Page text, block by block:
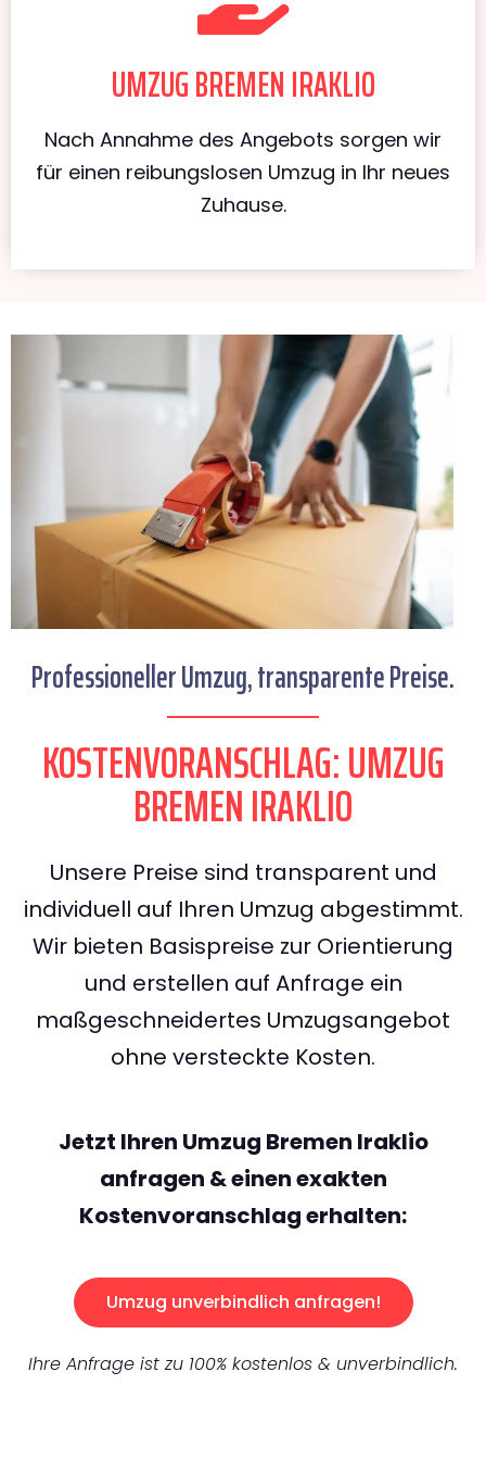
UMZUG BREMEN IRAKLIO
Nach Annahme des Angebots sorgen wir
für einen reibungslosen Umzug in Ihr neues
Zuhause.
Professioneller Umzug, transparente Preise.
KOSTENVORANSCHLAG: UMZUG
BREMEN IRAKLIO
Unsere Preise sind transparent und
individuell auf Ihren Umzug abgestimmt.
Wir bieten Basispreise zur Orientierung
und erstellen auf Anfrage ein
maßgeschneidertes Umzugsangebot
ohne versteckte Kosten.
Jetzt Ihren Umzug Bremen Iraklio
anfragen & einen exakten
Kostenvoranschlag erhalten:
Umzug unverbindlich anfragen!
Ihre Anfrage ist zu 100% kostenlos & unverbindlich.